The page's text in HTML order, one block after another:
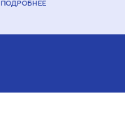
ПОДРОБНЕЕ